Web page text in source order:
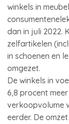
winkels in
dan in juli 2022.
zelfartikelen
in schoenen en
omgezet.
De winkels in
6,8 procent
verkoopvolume
eerder. De